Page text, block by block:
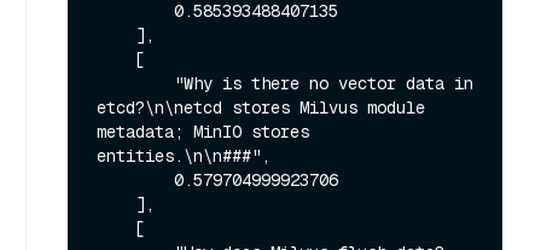
etcd?\n\netcd stores Milvus module
metadata; MinIO stores
entities.\n\n###",